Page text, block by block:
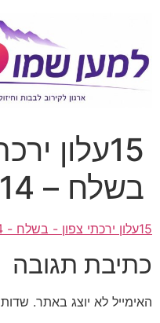
15עלון
בשלח – 214
15עלון ירכתי צפון - בשלח - 214
כתיבת תגובה
האימייל לא יוצג באתר.